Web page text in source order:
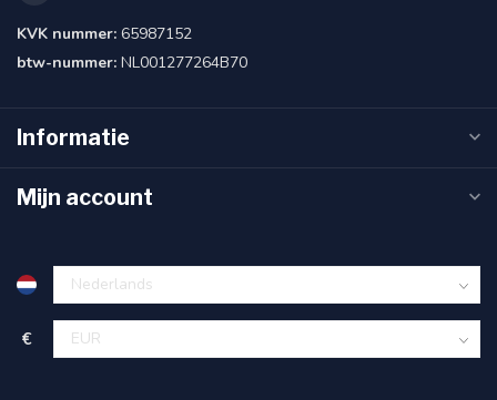
KVK nummer: 65987152
btw-nummer: NL001277264B70
Informatie
Mijn account
€